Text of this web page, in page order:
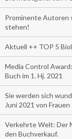
Prominente Autoren
stehen!
Aktuell ++ TOP 5
Media Control
Buch im 1. Hj. 2021
Sie werden sich
Juni 2021 von
Verkehrte Welt: Der
den Buchverkauf.